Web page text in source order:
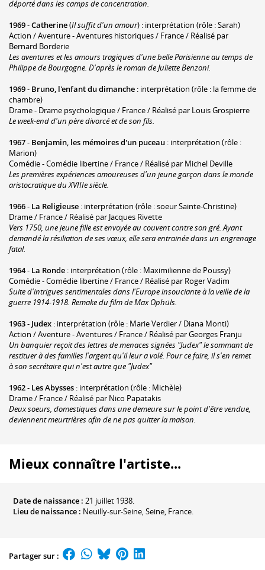
déporté dans les camps de concentration.
1969-Catherine(Il suffit d'un amour) : interprétation (rôle : Sarah)
Action / Aventure - Aventures historiques / France / Réalisé par
Bernard Borderie
Les aventures et les amours tragiques d'une belle Parisienne au temps de
Philippe de Bourgogne. D'après le roman de Juliette Benzoni.
1969- Bruno, l'enfant du dimanche : interprétation (rôle : la femme de
chambre)
Drame - Drame psychologique / France / Réalisé par Louis Grospierre
Le week-end d'un père divorcé et de son fils.
1967- Benjamin, les mémoires d'un puceau : interprétation (rôle :
Marion)
Comédie - Comédie libertine / France / Réalisé par Michel Deville
Les premières expériences amoureuses d'un jeune garçon dans le monde
aristocratique du XVIIIe siècle.
1966- La Religieuse : interprétation (rôle : soeur Sainte-Christine)
Drame / France / Réalisé par Jacques Rivette
Vers 1750, une jeune fille est envoyée au couvent contre son gré. Ayant
demandé la résiliation de ses vœux, elle sera entrainée dans un engrenage
fatal.
1964- La Ronde : interprétation (rôle : Maximilienne de Poussy)
Comédie - Comédie libertine / France / Réalisé par Roger Vadim
Suite d'intrigues sentimentales dans l'Europe insouciante à la veille de la
guerre 1914-1918. Remake du film de Max Ophüls.
1963- Judex : interprétation (rôle : Marie Verdier / Diana Monti)
Action / Aventure - Aventures / France / Réalisé par Georges Franju
Un banquier reçoit des lettres de menaces signées "Judex" le sommant de
restituer à des familles l'argent qu'il leur a volé. Pour ce faire, il s'en remet
à son secrétaire qui n'est autre que "Judex"
1962- Les Abysses : interprétation (rôle : Michèle)
Drame / France / Réalisé par Nico Papatakis
Deux soeurs, domestiques dans une demeure sur le point d'être vendue,
deviennent meurtrières afin de ne pas quitter la maison.
Mieux connaître l'artiste...
Date de naissance : 21 juillet 1938.
Lieu de naissance : Neuilly-sur-Seine, Seine, France.
Partager sur :